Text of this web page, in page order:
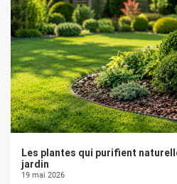
Les plantes qui purifient
jardin
19 mai 2026